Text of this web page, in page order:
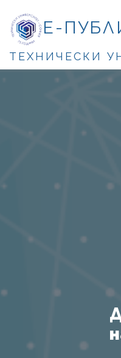
Е-
ТЕХНИЧЕСКИ